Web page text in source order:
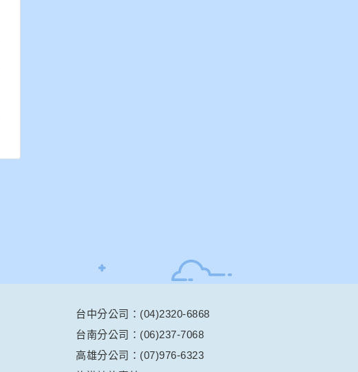
台中分公司：(04)2320-6868
台南分公司：(06)237-7068
高雄分公司：(07)976-6323